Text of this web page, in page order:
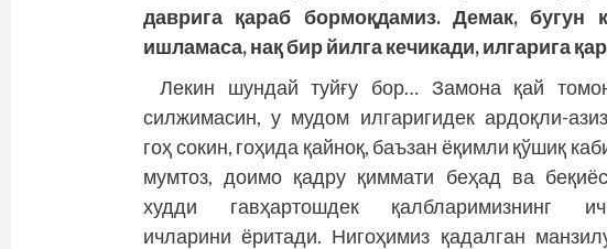
даврига қараб бормоқдамиз. Демак, бугун
ишламаса, нақ бир йилга кечикади, илгарига
Лекин шундай туйғу бор… Замона қай
силжимасин, у мудом илгаригидек ардоқли-
гоҳ сокин, гоҳида қайноқ, баъзан ёқимли қўшиқ
мумтоз, доимо қадру қиммати беҳад ва
худди гавҳартошдек қалбларимизнинг
ичларини ёритади. Нигоҳимиз қадалган